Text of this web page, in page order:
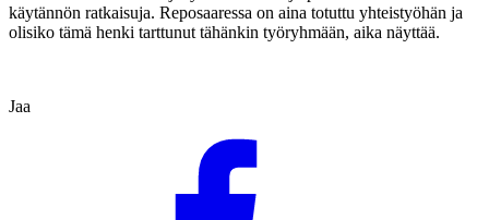
käytännön ratkaisuja. Reposaaressa on aina totuttu yhteistyöhän ja
olisiko tämä henki tarttunut tähänkin työryhmään, aika näyttää.
Jaa